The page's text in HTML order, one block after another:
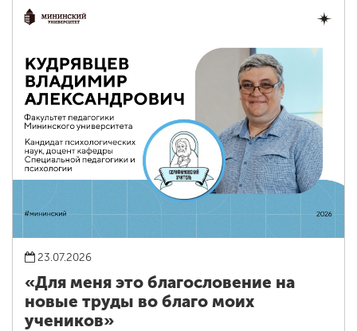
23.07.2026
«Для меня это благословение на
новые труды во благо моих
учеников»